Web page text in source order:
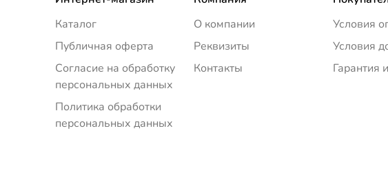
Каталог
Публичная оферта
Согласие на обработку
персональных данных
Политика обработки
персональных данных
О компании
Реквизиты
Контакты
Условия
Условия
Гарантия